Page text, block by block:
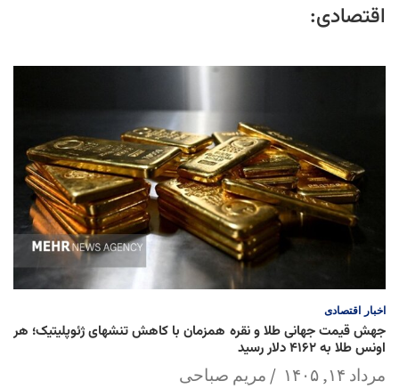
اقتصادی:
اخبار اقتصادی
جهش قیمت جهانی طلا و نقره همزمان با کاهش تنشهای ژئوپلیتیک؛ هر
اونس طلا به ۴۱۶۲ دلار رسید
مرداد ۱۴, ۱۴۰۵ مریم صباحی